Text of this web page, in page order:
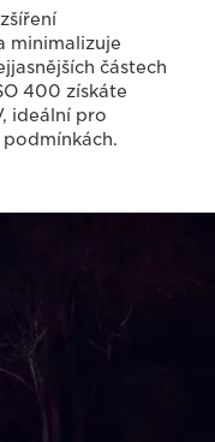
minimalizuje
částech
400 získáte
ideální pro